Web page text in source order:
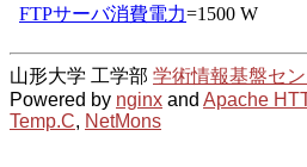
山形大学 工学部 学術情報基盤セ
Powered by nginx and Apache
Temp.C, NetMons